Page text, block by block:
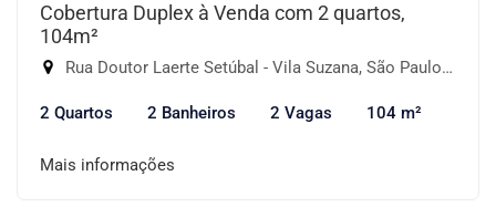
Cobertura Duplex à Venda com 2 quartos,
104m²
Rua Doutor Laerte Setúbal - Vila Suzana, São Paulo-SP
2 Quartos 2 Banheiros 2 Vagas 104 m²
Mais informações